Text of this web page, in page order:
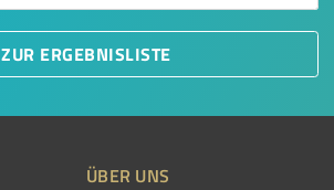
ZUR ERGEBNISLISTE
ÜBER UNS